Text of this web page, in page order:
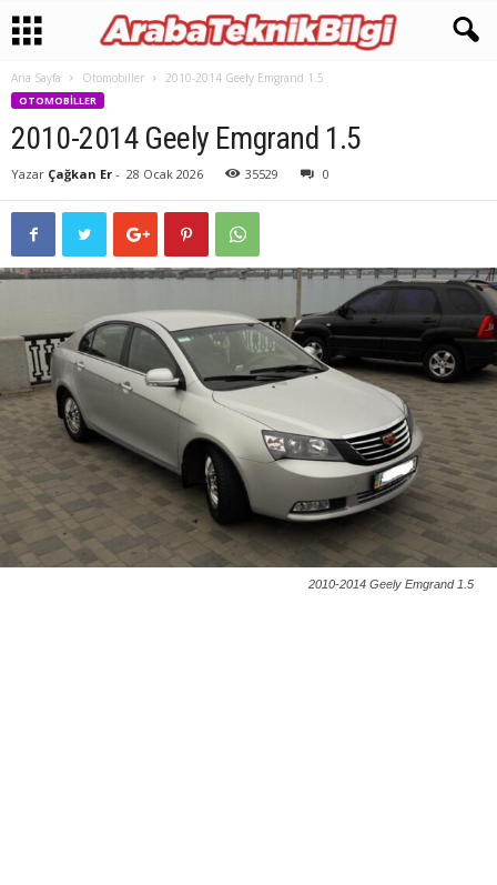
Ana Sayfa Otomobiller 2010-2014 Geely Emgrand 1.5
OTOMOBILLER
2010-2014 Geely Emgrand 1.5
Yazar Çağkan Er - 28 Ocak 2026 35529 0
2010-2014 Geely Emgrand 1.5